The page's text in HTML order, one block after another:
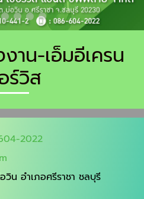
งาน-เอ็มอีเครน
ร์วิส
2022
น อำเภอศรีราชา ชลบุรี